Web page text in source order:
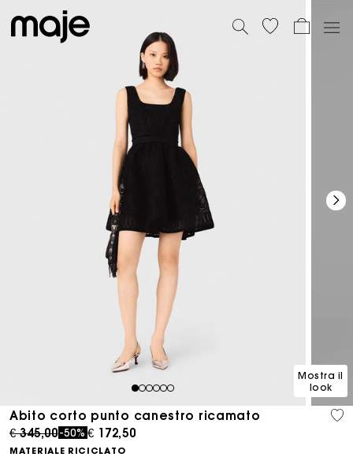
123456
Mostra il
look
Abito corto punto canestro ricamato
Price reduced from
€ 345,00to
-50% € 172,50
MATERIALE RICICLATO